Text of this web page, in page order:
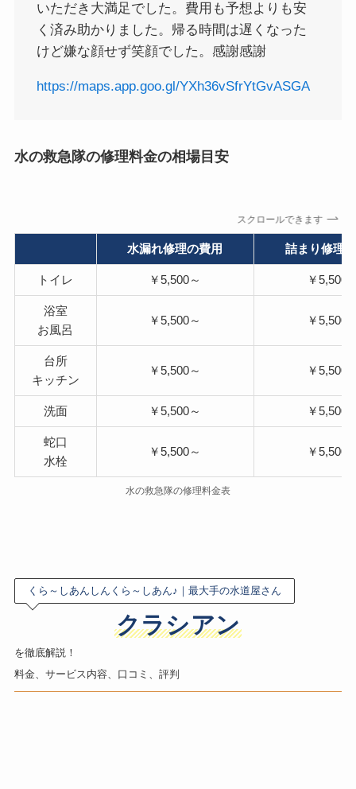
いただき大満足でした。費用も予想よりも安
く済み助かりました。帰る時間は遅くなった
けど嫌な顔せず笑顔でした。感謝感謝
https://maps.app.goo.gl/YXh36vSfrYtGvASGA
水の救急隊の修理料金の相場目安
スクロールできます
水漏れ修理の費用 詰まり修理
トイレ ￥5,500～ ￥5,500
浴室
お風呂
￥5,500～ ￥5,500
台所
キッチン
￥5,500～ ￥5,500
洗面 ￥5,500～ ￥5,500
蛇口
水栓
￥5,500～ ￥5,500
水の救急隊の修理料金表
くら～しあんしんくら～しあん♪｜最大手の水道屋さん
クラシアン
を徹底解説！
料金、サービス内容、口コミ、評判